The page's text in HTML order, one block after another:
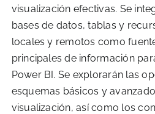
visualización efectivas. Se
bases de datos, tablas y
locales y remotos como
principales de información
Power BI. Se explorarán las
esquemas básicos y
visualización, así como los